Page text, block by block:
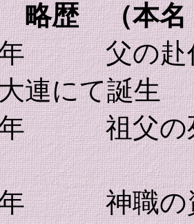
略歴 （本
年 父の赴
連にて誕生
祖父の死
年 神職の